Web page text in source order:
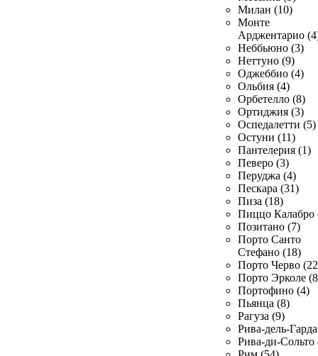
Милан (10)
Монте
Арджентарио
Неббьюно (3)
Неттуно (9)
Оджеббио (4)
Ольбия (4)
Орбетелло (8)
Ортиджия (3)
Оспедалетти (5)
Остуни (11)
Пантелерия (1)
Певеро (3)
Перуджа (4)
Пескара (31)
Пиза (18)
Пиццо Калабро
Позитано (7)
Порто Санто
Стефано (18)
Порто Черво
Порто Эрколе
Портофино (4)
Пьянца (8)
Рагуза (9)
Рива-дель-
Рива-ди-Сольто